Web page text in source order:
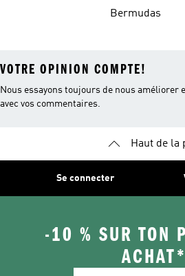
Bermudas
VOTRE OPINION COMPTE!
Nous essayons toujours de nous améliorer
avec vos commentaires.
Haut de la
Se connecter
-10 % SUR TON
ACHAT*